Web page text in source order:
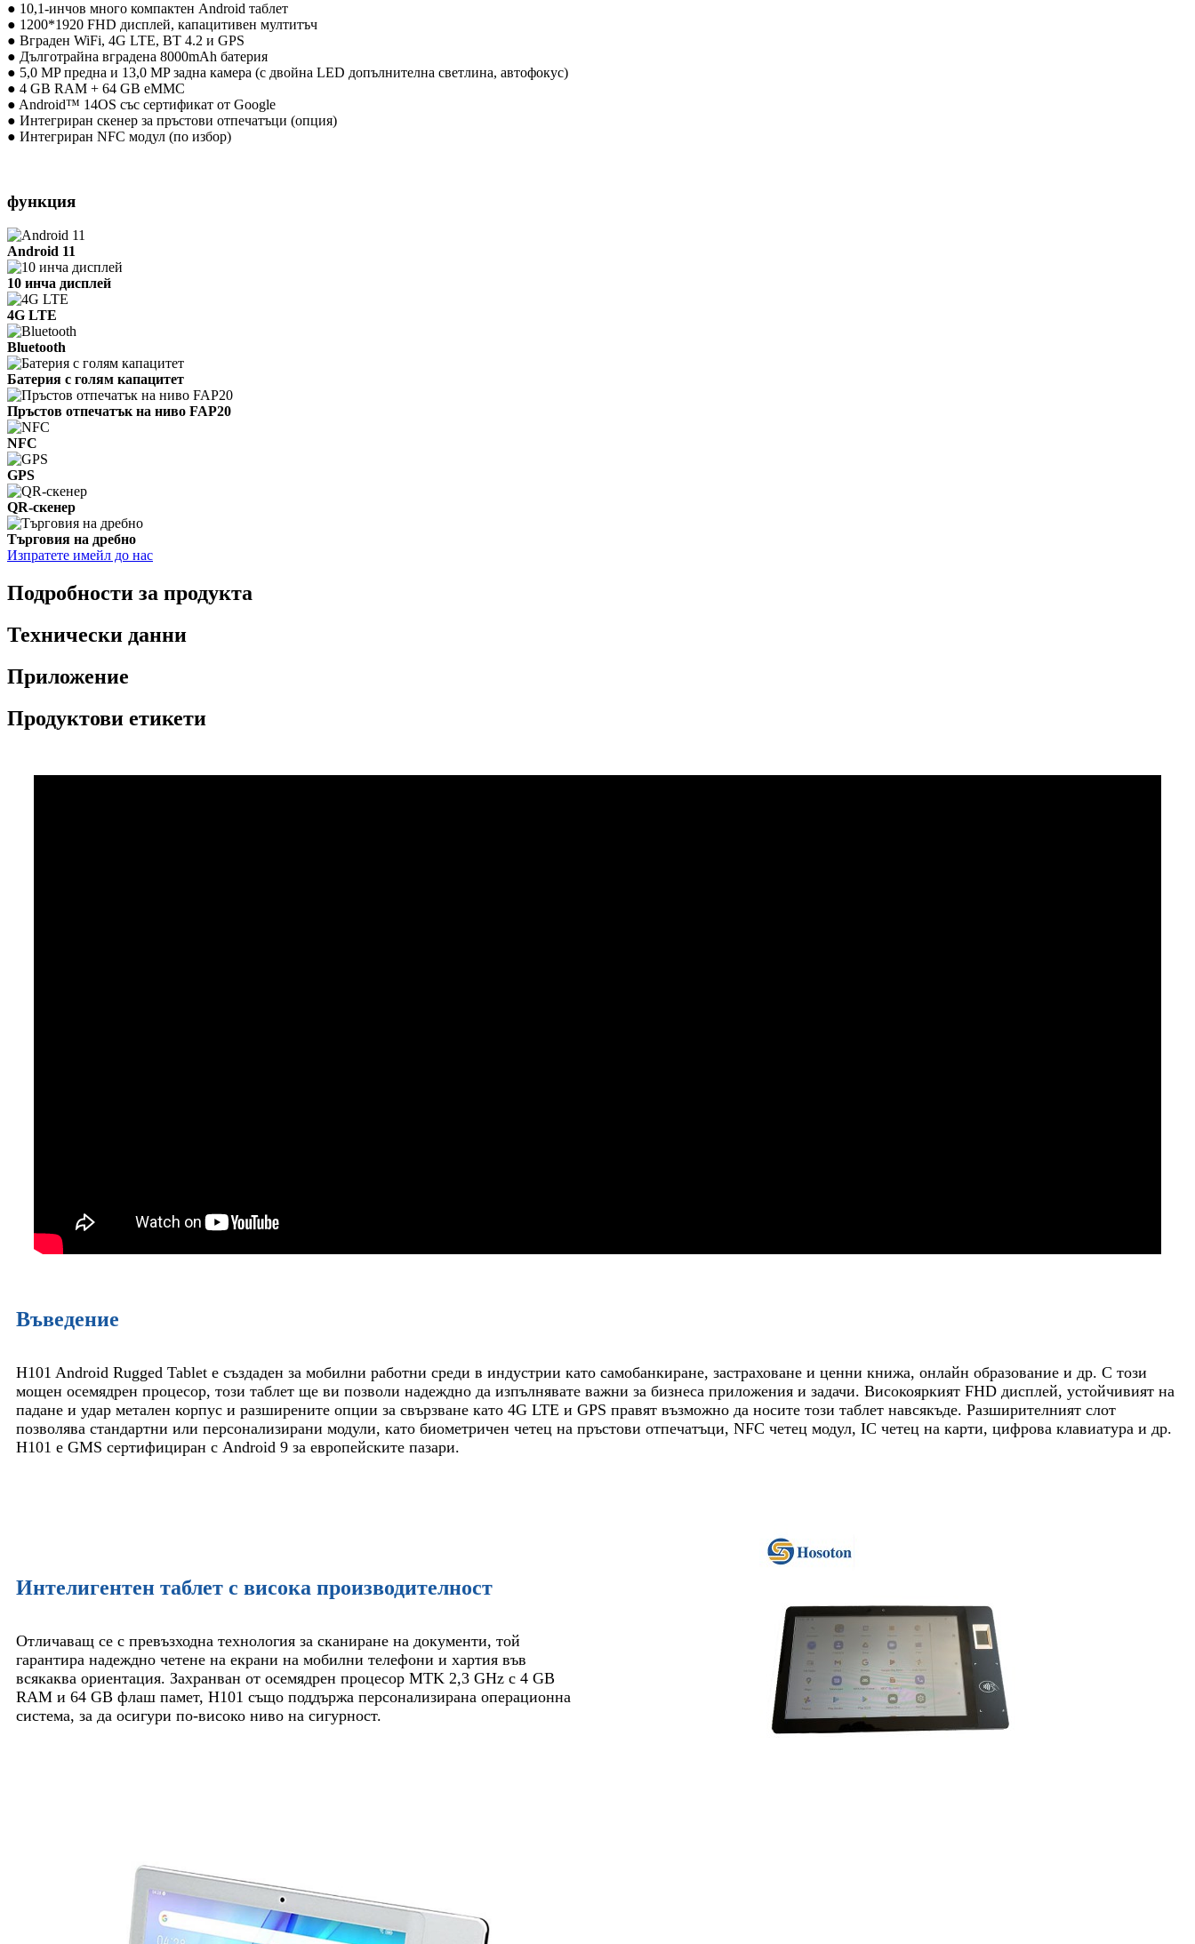
● 10,1-инчов много компактен Android таблет
● 1200*1920 FHD дисплей, капацитивен мултитъч
● Вграден WiFi, 4G LTE, BT 4.2 и GPS
● Дълготрайна вградена 8000mAh батерия
● 5,0 MP предна и 13,0 MP задна камера (с двойна LED допълнителна светлина, автофокус)
● 4 GB RAM + 64 GB eMMC
● Android™ 14OS със сертификат от Google
● Интегриран скенер за пръстови отпечатъци (опция)
● Интегриран NFC модул (по избор)
функция
Android 11
10 инча дисплей
4G LTE
Bluetooth
Батерия с голям капацитет
Пръстов отпечатък на ниво FAP20
NFC
GPS
QR-скенер
Търговия на дребно
Изпратете имейл до нас
Подробности за продукта
Технически данни
Приложение
Продуктови етикети
Въведение
H101 Android Rugged Tablet е създаден за мобилни работни среди в индустрии като самобанкиране, застраховане и ценни книжа, онлайн образование и др. С този
мощен осемядрен процесор, този таблет ще ви позволи надеждно да изпълнявате важни за бизнеса приложения и задачи. Високояркият FHD дисплей, устойчивият на
падане и удар метален корпус и разширените опции за свързване като 4G LTE и GPS правят възможно да носите този таблет навсякъде. Разширителният слот
позволява стандартни или персонализирани модули, като биометричен четец на пръстови отпечатъци, NFC четец модул, IC четец на карти, цифрова клавиатура и др.
H101 е GMS сертифициран с Android 9 за европейските пазари.
Интелигентен таблет с висока производителност
Отличаващ се с превъзходна технология за сканиране на документи, той
гарантира надеждно четене на екрани на мобилни телефони и хартия във
всякаква ориентация. Захранван от осемядрен процесор MTK 2,3 GHz с 4 GB
RAM и 64 GB флаш памет, H101 също поддържа персонализирана операционна
система, за да осигури по-високо ниво на сигурност.